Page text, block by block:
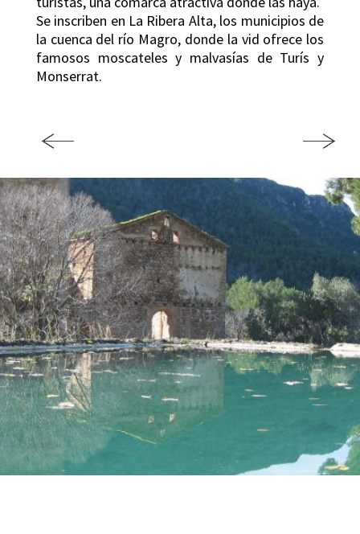
Se inscriben en La Ribera Alta, los municipios de
la cuenca del río Magro, donde la vid ofrece los
famosos moscateles y malvasías de Turís y
Monserrat.